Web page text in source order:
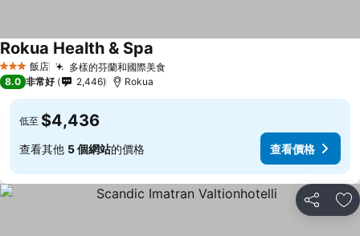
3 星級 飯店 多樣的芬蘭和國際美食
Rokua Health & Spa
8.0 非常好 2,446 Rokua
低至 $4,436
查看其他 5 個網站的價格 查看價格
分享 加